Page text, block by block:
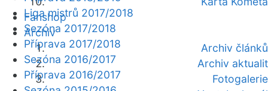
Fanshop
Archiv
Archiv článků
Archiv aktualit
Fotogalerie
Liga mistrů 2017/2018
Sezóna 2017/2018
Příprava 2017/2018
Sezóna 2016/2017
Příprava 2016/2017